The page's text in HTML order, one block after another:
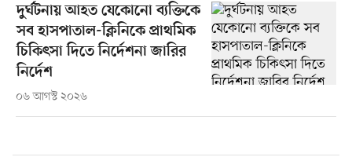
দুর্ঘটনায় আহত যেকোনো ব্যক্তিকে
সব হাসপাতাল-ক্লিনিকে প্রাথমিক
চিকিৎসা দিতে নির্দেশনা জারির
নির্দেশ
০৬ আগস্ট ২০২৬